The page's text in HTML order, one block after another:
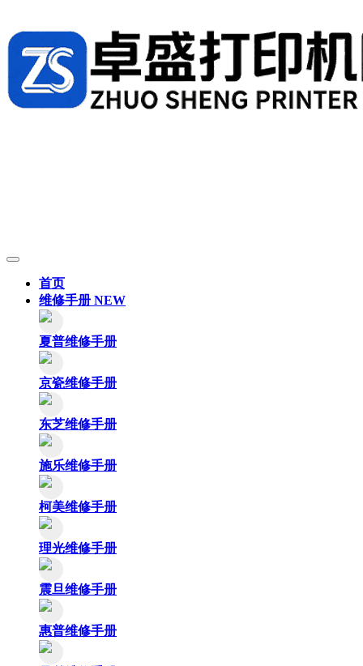
首页
维修手册 NEW
夏普维修手册
京瓷维修手册
东芝维修手册
施乐维修手册
柯美维修手册
理光维修手册
震旦维修手册
惠普维修手册